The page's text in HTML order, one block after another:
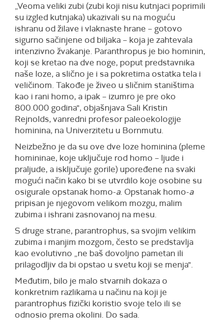
„Veoma veliki zubi (zubi koji nisu kutnjaci poprimili
su izgled kutnjaka) ukazivali su na moguću
ishranu od žilave i vlaknaste hrane – gotovo
sigurno sačinjene od biljaka – koja je zahtevala
intenzivno žvakanje. Paranthropus je bio hominin,
koji se kretao na dve noge, poput predstavnika
naše loze, a slično je i sa pokretima ostatka tela i
veličinom. Takođe je živeo u sličnim staništima
kao i rani homo, a ipak – izumro je pre oko
800.000 godina", objašnjava Sali Kristin
Rejnolds, vanredni profesor paleoekologije
hominina, na Univerzitetu u Bornmutu.
Neizbežno je da su ove dve loze hominina (pleme
homininae, koje uključuje rod homo – ljude i
praljude, a isključuje gorile) upoređene na svaki
mogući način kako bi se utvrdilo koje osobine su
osigurale opstanak homo-a. Opstanak homo-a
pripisan je njegovom velikom mozgu, malim
zubima i ishrani zasnovanoj na mesu.
S druge strane, parantrophus, sa svojim velikim
zubima i manjim mozgom, često se predstavlja
kao evolutivno „ne baš dovoljno pametan ili
prilagodljiv da bi opstao u svetu koji se menja".
Međutim, bilo je malo stvarnih dokaza o
konkretnim razlikama u načinu na koji je
parantrophus fizički koristio svoje telo ili se
odnosio prema okolini. Do sada.